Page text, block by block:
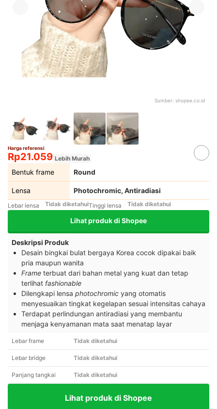
Sumber: shopee.co.id
Harga referensi
Rp21.059 Lebih Murah
Bentuk frame Round
Lensa Photochromic, Antiradiasi
Lebar lensa Tidak diketahuiTinggi lensa Tidak diketahui
Lihat produk di Shopee
Deskripsi Produk
Desain bingkai bulat bergaya Korea cocok dipakai baik
pria maupun wanita
Frame terbuat dari bahan metal yang kuat dan tetap
terlihat fashionable
Dilengkapi lensa photochromic yang otomatis
menyesuaikan tingkat kegelapan sesuai intensitas cahaya
Terdapat perlindungan antiradiasi yang membantu
menjaga kenyamanan mata saat menatap layar
Lebar frame Tidak diketahui
Lebar bridge Tidak diketahui
Panjang tangkai Tidak diketahui
Lihat produk di Shopee